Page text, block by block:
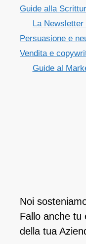
Guide alla
La Newsletter
Persuasione e
Vendita e
Guide al
Noi
Fallo anche tu
della tua